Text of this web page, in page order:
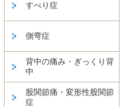
すべり症
側弯症
背中の痛み・ぎっくり背
中
股関節痛・変形性股関節
症